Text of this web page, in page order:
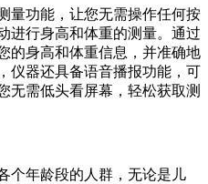
量功能，让您无需操作任何按
进行身高和体重的测量。通过
的身高和体重信息，并准确地
仪器还具备语音播报功能，可
无需低头看屏幕，轻松获取测
个年龄段的人群，无论是儿